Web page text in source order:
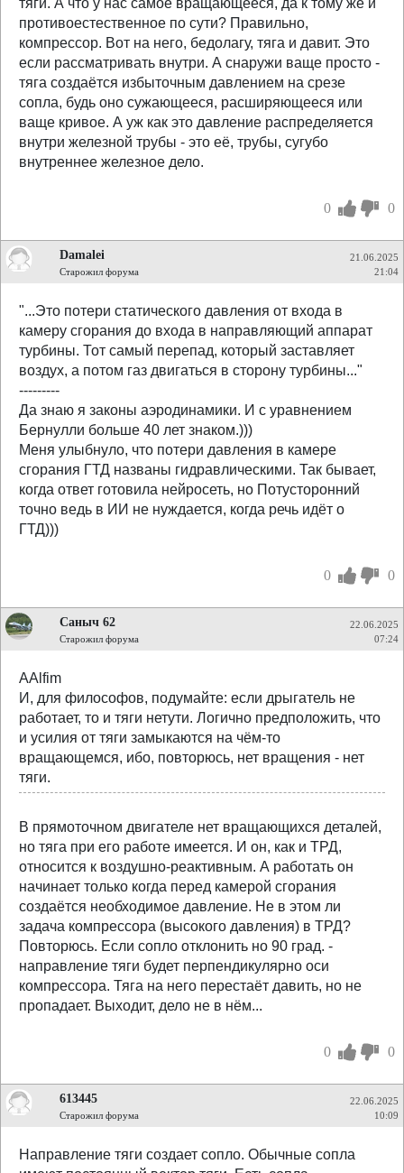
тяги. А что у нас самое вращающееся, да к тому же и
противоестественное по сути? Правильно,
компрессор. Вот на него, бедолагу, тяга и давит. Это
если рассматривать внутри. А снаружи ваще просто -
тяга создаётся избыточным давлением на срезе
сопла, будь оно сужающееся, расширяющееся или
ваще кривое. А уж как это давление распределяется
внутри железной трубы - это её, трубы, сугубо
внутреннее железное дело.
0 0
Damalei
Старожил форума
21.06.2025
21:04
"...Это потери статического давления от входа в
камеру сгорания до входа в направляющий аппарат
турбины. Тот самый перепад, который заставляет
воздух, а потом газ двигаться в сторону турбины..."
---------
Да знаю я законы аэродинамики. И с уравнением
Бернулли больше 40 лет знаком.)))
Меня улыбнуло, что потери давления в камере
сгорания ГТД названы гидравлическими. Так бывает,
когда ответ готовила нейросеть, но Потусторонний
точно ведь в ИИ не нуждается, когда речь идёт о
ГТД)))
0 0
Саныч 62
Старожил форума
22.06.2025
07:24
AAlfim
И, для философов, подумайте: если дрыгатель не
работает, то и тяги нетути. Логично предположить, что
и усилия от тяги замыкаются на чём-то
вращающемся, ибо, повторюсь, нет вращения - нет
тяги.
В прямоточном двигателе нет вращающихся деталей,
но тяга при его работе имеется. И он, как и ТРД,
относится к воздушно-реактивным. А работать он
начинает только когда перед камерой сгорания
создаётся необходимое давление. Не в этом ли
задача компрессора (высокого давления) в ТРД?
Повторюсь. Если сопло отклонить но 90 град. -
направление тяги будет перпендикулярно оси
компрессора. Тяга на него перестаёт давить, но не
пропадает. Выходит, дело не в нём...
0 0
613445
Старожил форума
22.06.2025
10:09
Направление тяги создает сопло. Обычные сопла